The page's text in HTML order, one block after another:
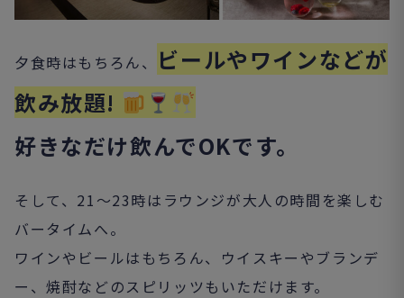
夕食時はもちろん、
ビールやワインなどが
飲み放題!
好きなだけ飲んでOKです。
そして、21～23時はラウンジが大人の時間を楽しむ
バータイムへ。
ワインやビールはもちろん、ウイスキーやブランデ
ー、焼酎などのスピリッツもいただけます。